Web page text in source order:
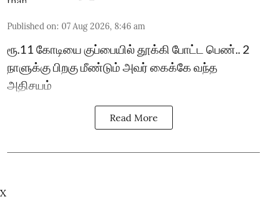
Published on: 07 Aug 2026, 8:46 am
ரூ.11 கோடியை குப்பையில் தூக்கி போட்ட பெண்.. 2
நாளுக்கு பிறகு மீண்டும் அவர் கைக்கே வந்த
அதிசயம்
Read More
X